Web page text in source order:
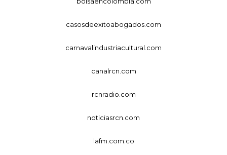
casosdeexitoabogados.com
carnavalindustriacultural.com
canalrcn.com
rcnradio.com
noticiasrcn.com
lafm.com.co